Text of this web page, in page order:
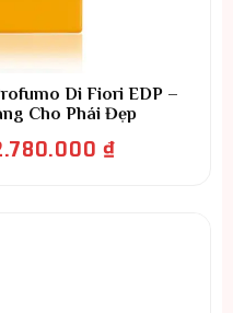
Di Fiori EDP –
Cho Phái Đẹp
₫Giá